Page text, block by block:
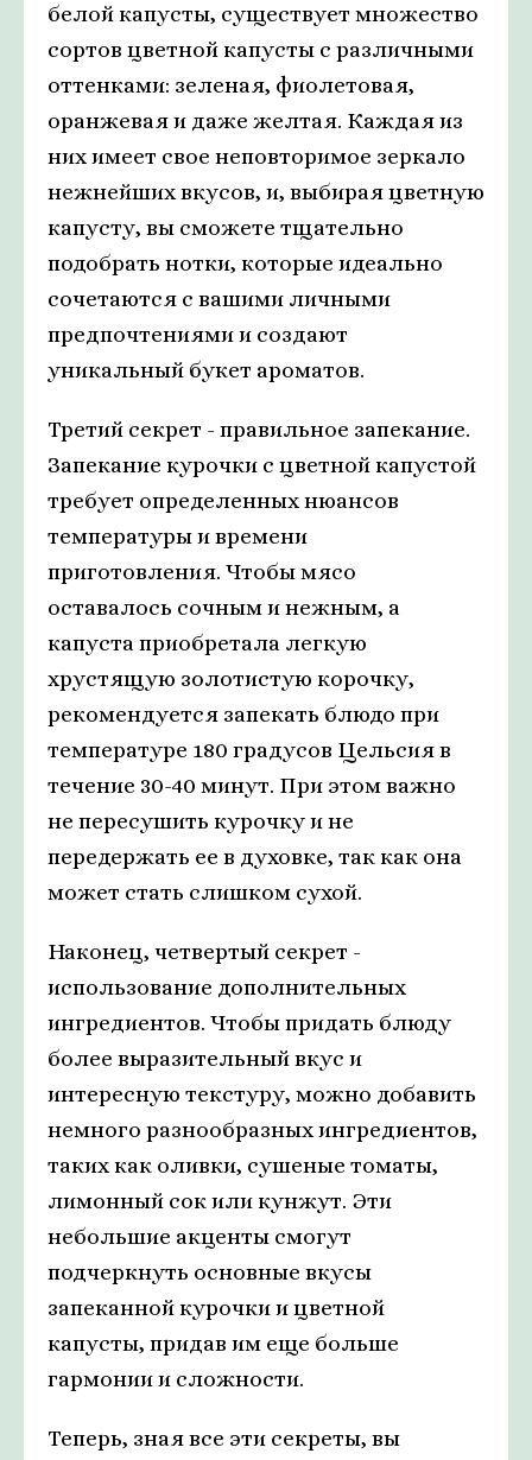
белой капусты, существует множество
сортов цветной капусты с различными
оттенками: зеленая, фиолетовая,
оранжевая и даже желтая. Каждая из
них имеет свое неповторимое зеркало
нежнейших вкусов, и, выбирая цветную
капусту, вы сможете тщательно
подобрать нотки, которые идеально
сочетаются с вашими личными
предпочтениями и создают
уникальный букет ароматов.
Третий секрет - правильное запекание.
Запекание курочки с цветной капустой
требует определенных нюансов
температуры и времени
приготовления. Чтобы мясо
оставалось сочным и нежным, а
капуста приобретала легкую
хрустящую золотистую корочку,
рекомендуется запекать блюдо при
температуре 180 градусов Цельсия в
течение 30-40 минут. При этом важно
не пересушить курочку и не
передержать ее в духовке, так как она
может стать слишком сухой.
Наконец, четвертый секрет -
использование дополнительных
ингредиентов. Чтобы придать блюду
более выразительный вкус и
интересную текстуру, можно добавить
немного разнообразных ингредиентов,
таких как оливки, сушеные томаты,
лимонный сок или кунжут. Эти
небольшие акценты смогут
подчеркнуть основные вкусы
запеканной курочки и цветной
капусты, придав им еще больше
гармонии и сложности.
Теперь, зная все эти секреты, вы